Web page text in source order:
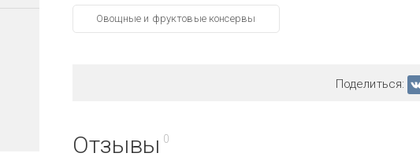
Овощные и фруктовые консервы
Поделиться:
Отзывы 0